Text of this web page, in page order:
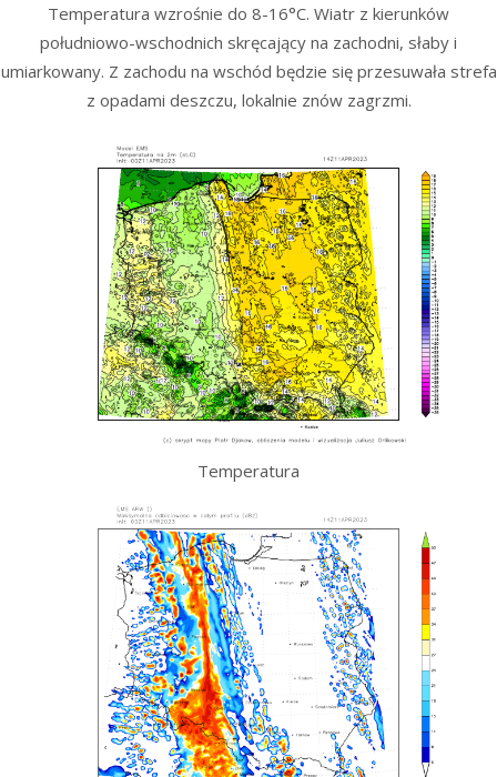
Temperatura wzrośnie do 8-16°C. Wiatr z kierunków
południowo-wschodnich skręcający na zachodni, słaby i
umiarkowany. Z zachodu na wschód będzie się przesuwała strefa
z opadami deszczu, lokalnie znów zagrzmi.
Temperatura